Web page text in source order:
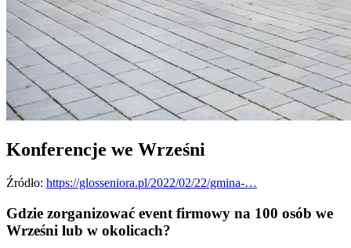
Konferencje we Wrześni
Źródło: https://glosseniora.pl/2022/02/22/gmina-…
Gdzie zorganizować event firmowy na 100 osób we
Wrześni lub w okolicach?